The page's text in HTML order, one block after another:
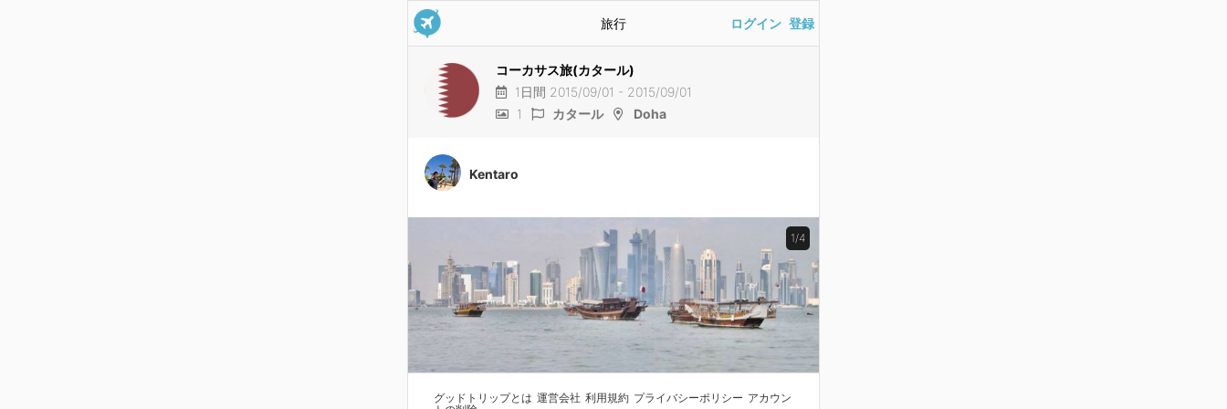
旅行 ログイン 登録
コーカサス旅(カタール)
1日間 2015/09/01 - 2015/09/01
1
カタール Doha
Kentaro
1/4
グッドトリップとは 運営会社 利用規約 プライバシーポリシー アカウン